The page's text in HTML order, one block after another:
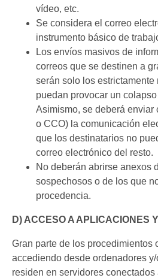
vídeo, etc.
Se considera el correo
instrumento básico de
Los envíos masivos de
correos que se destinen a
serán solo los estrictamente
puedan provocar un
Asimismo, se deberá enviar
o CCO) la comunicación
que los destinatarios no
correo electrónico del resto.
No deberán abrirse anexos
sospechosos o de los que
procedencia.
D) ACCESO A APLICACIONES
Gran parte de los procedimientos
accediendo desde ordenadores
residen en servidores conectados